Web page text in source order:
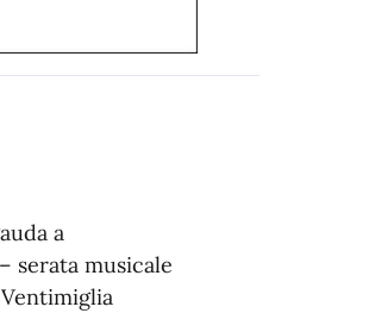
a
serata musicale